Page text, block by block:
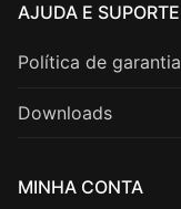
AJUDA E SUPORTE
Política de garantia
Downloads
MINHA CONTA